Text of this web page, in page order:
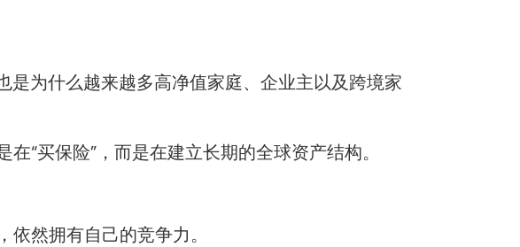
为什么越来越多高净值家庭、企业主以及跨境家
“买保险”，而是在建立长期的全球资产结构。
然拥有自己的竞争力。